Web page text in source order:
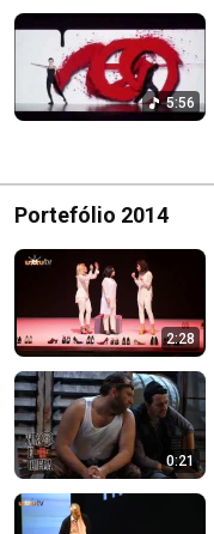
5:56
Portefólio 2014
2:28
0:21